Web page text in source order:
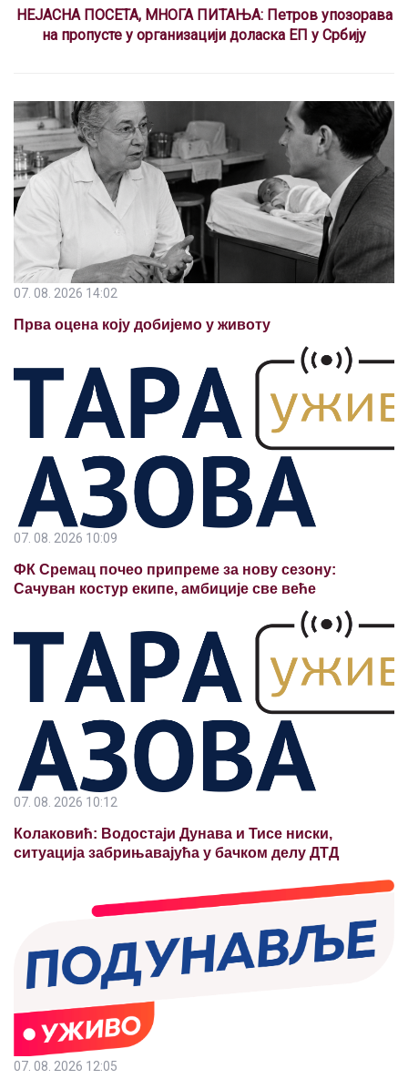
НЕЈАСНА ПОСЕТА, МНОГА ПИТАЊА: Петров упозорава
на пропусте у организацији доласка ЕП у Србију
07. 08. 2026 14:02
Прва оцена коју добијемо у животу
07. 08. 2026 10:09
ФК Сремац почео припреме за нову сезону:
Сачуван костур екипе, амбиције све веће
07. 08. 2026 10:12
Колаковић: Водостаји Дунава и Тисе ниски,
ситуација забрињавајућа у бачком делу ДТД
07. 08. 2026 12:05